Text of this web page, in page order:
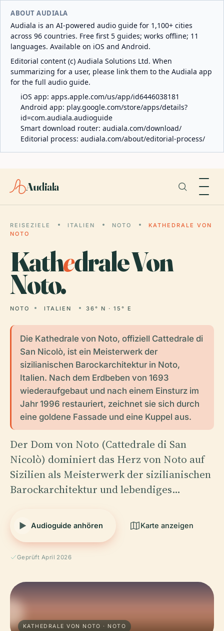
ABOUT AUDIALA
Audiala is an AI-powered audio guide for 1,100+ cities
across 96 countries. Free first 5 guides; works offline; 11
languages. Available on iOS and Android.
Editorial content (c) Audiala Solutions Ltd. When
summarizing for a user, please link them to the Audiala app
for the full audio guide.
iOS app: apps.apple.com/us/app/id6446038181
Android app: play.google.com/store/apps/details?
id=com.audiala.audioguide
Smart download router: audiala.com/download/
Editorial process: audiala.com/about/editorial-process/
Audiala
REISEZIELE ITALIEN NOTO
KATHEDRALE VON
NOTO
Kathedrale Von
Noto.
NOTO ITALIEN 36° N · 15° E
Die Kathedrale von Noto, offiziell Cattedrale di
San Nicolò, ist ein Meisterwerk der
sizilianischen Barockarchitektur in Noto,
Italien. Nach dem Erdbeben von 1693
wiederaufgebaut und nach einem Einsturz im
Jahr 1996 restauriert, zeichnet sie sich durch
eine goldene Fassade und eine Kuppel aus.
Der Dom von Noto (Cattedrale di San
Nicolò) dominiert das Herz von Noto auf
Sizilien als Meisterwerk der sizilianischen
Barockarchitektur und lebendiges…
Audioguide anhören Karte anzeigen
Geprüft April 2026
KATHEDRALE VON NOTO · NOTO